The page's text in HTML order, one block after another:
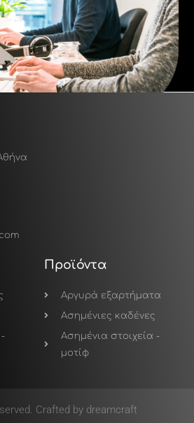
Προϊόντα
Αργυρά εξαρτήματα
Ασημένιες καδένες
Ασημένια στοιχεία -
μοτίφ
Crafted by dreamcraft